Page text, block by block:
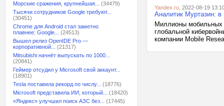
Морские сражения, крупнейшая...
(34479)
Тысячи сотрудников Google требуют...
(30451)
Chrome для Android стал заметно
плавнее: Google...
(24513)
Вышел релиз OpenIDE Pro —
корпоративной...
(21317)
Mitsubishi начнёт выпускать по 1000...
(20841)
Геймер отсудил у Microsoft свой аккаунт...
(18901)
Tesla поставила рекорд по числу...
(18776)
Microsoft представила ИИ, который...
(18420)
«Яндекс» улучшил поиск АЗС без...
(17445)
Yandex.ru , 2022-08-19
Аналитик Муртазин: в
Миллионы мобильных
глобальной
компании Mobile